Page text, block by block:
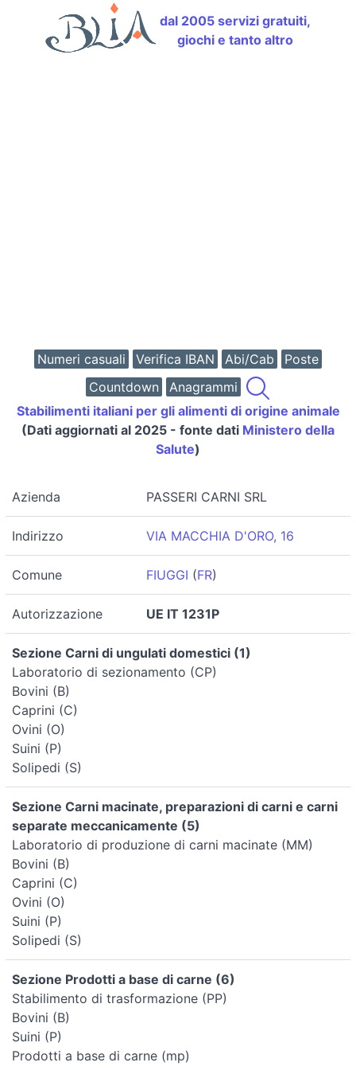
dal 2005 servizi gratuiti,
giochi e tanto altro
Numeri casuali Verifica IBAN Abi/Cab
Poste
Countdown
Anagrammi
Stabilimenti italiani per gli alimenti di origine animale
(Dati aggiornati al 2025 - fonte dati Ministero della
Salute)
Azienda PASSERI CARNI SRL
Indirizzo VIA MACCHIA D'ORO, 16
Comune FIUGGI (FR)
Autorizzazione UE IT 1231P
Sezione Carni di ungulati domestici (1)
Laboratorio di sezionamento (CP)
Bovini (B)
Caprini (C)
Ovini (O)
Suini (P)
Solipedi (S)
Sezione Carni macinate, preparazioni di carni e carni
separate meccanicamente (5)
Laboratorio di produzione di carni macinate (MM)
Bovini (B)
Caprini (C)
Ovini (O)
Suini (P)
Solipedi (S)
Sezione Prodotti a base di carne (6)
Stabilimento di trasformazione (PP)
Bovini (B)
Suini (P)
Prodotti a base di carne (mp)